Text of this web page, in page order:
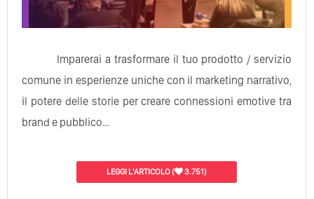
Imparerai a trasformare il tuo prodotto / servizio
comune in esperienze uniche con il marketing narrativo,
il potere delle storie per creare connessioni emotive tra
brand e pubblico…
LEGGI L'ARTICOLO( 3.751)